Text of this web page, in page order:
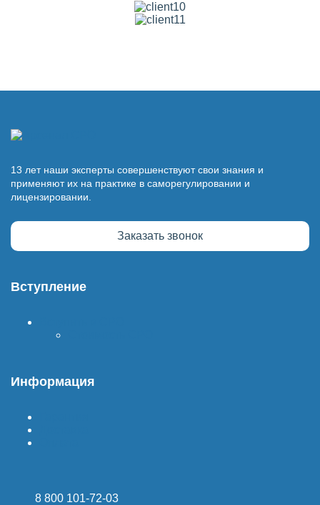
13 лет наши эксперты совершенствуют свои знания и
применяют их на практике в саморегулировании и
лицензировании.
Заказать звонок
Вступление
Информация
8 800 101-72-03